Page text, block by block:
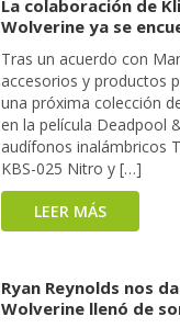
La colaboración de
Wolverine ya se
Tras un acuerdo con
accesorios y productos
una próxima colección
en la película Deadpool
audífonos inalámbricos
KBS-025 Nitro y […]
LEER MÁS
Ryan Reynolds nos
Wolverine llenó de